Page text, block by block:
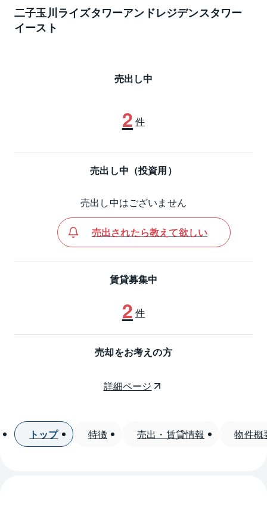
二子玉川ライズタワーアンドレジデンスタワー
イースト
売出し中
2 件
売出し中（投資用）
売出し中はございません
売出されたら教えて欲しい
賃貸募集中
2 件
売却をお考えの方
詳細ページ
トップ 特徴 売出・賃貸情報 物件概